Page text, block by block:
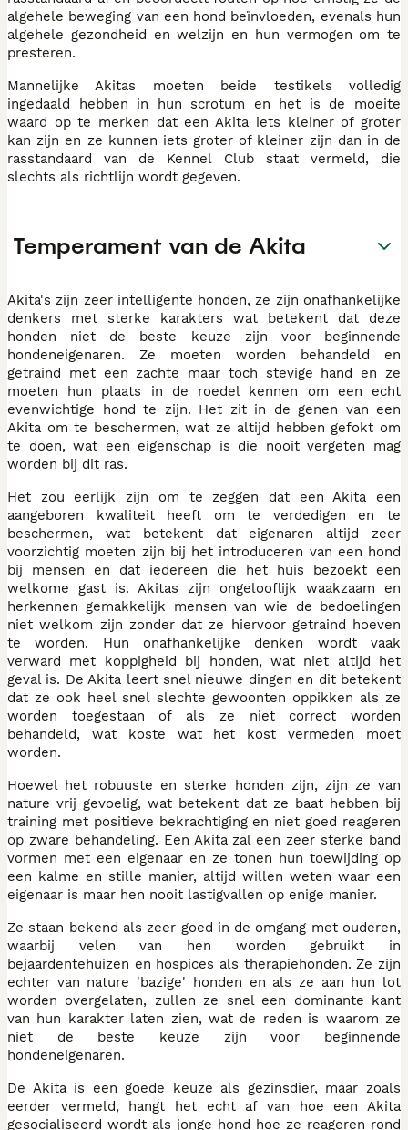
algehele beweging van een hond beïnvloeden, evenals hun
algehele gezondheid en welzijn en hun vermogen om te
presteren.
Mannelijke Akitas moeten beide testikels volledig
ingedaald hebben in hun scrotum en het is de moeite
waard op te merken dat een Akita iets kleiner of groter
kan zijn en ze kunnen iets groter of kleiner zijn dan in de
rasstandaard van de Kennel Club staat vermeld, die
slechts als richtlijn wordt gegeven.
Temperament van de Akita
Akita's zijn zeer intelligente honden, ze zijn onafhankelijke
denkers met sterke karakters wat betekent dat deze
honden niet de beste keuze zijn voor beginnende
hondeneigenaren. Ze moeten worden behandeld en
getraind met een zachte maar toch stevige hand en ze
moeten hun plaats in de roedel kennen om een echt
evenwichtige hond te zijn. Het zit in de genen van een
Akita om te beschermen, wat ze altijd hebben gefokt om
te doen, wat een eigenschap is die nooit vergeten mag
worden bij dit ras.
Het zou eerlijk zijn om te zeggen dat een Akita een
aangeboren kwaliteit heeft om te verdedigen en te
beschermen, wat betekent dat eigenaren altijd zeer
voorzichtig moeten zijn bij het introduceren van een hond
bij mensen en dat iedereen die het huis bezoekt een
welkome gast is. Akitas zijn ongelooflijk waakzaam en
herkennen gemakkelijk mensen van wie de bedoelingen
niet welkom zijn zonder dat ze hiervoor getraind hoeven
te worden. Hun onafhankelijke denken wordt vaak
verward met koppigheid bij honden, wat niet altijd het
geval is. De Akita leert snel nieuwe dingen en dit betekent
dat ze ook heel snel slechte gewoonten oppikken als ze
worden toegestaan of als ze niet correct worden
behandeld, wat koste wat het kost vermeden moet
worden.
Hoewel het robuuste en sterke honden zijn, zijn ze van
nature vrij gevoelig, wat betekent dat ze baat hebben bij
training met positieve bekrachtiging en niet goed reageren
op zware behandeling. Een Akita zal een zeer sterke band
vormen met een eigenaar en ze tonen hun toewijding op
een kalme en stille manier, altijd willen weten waar een
eigenaar is maar hen nooit lastigvallen op enige manier.
Ze staan bekend als zeer goed in de omgang met ouderen,
waarbij velen van hen worden gebruikt in
bejaardentehuizen en hospices als therapiehonden. Ze zijn
echter van nature 'bazige' honden en als ze aan hun lot
worden overgelaten, zullen ze snel een dominante kant
van hun karakter laten zien, wat de reden is waarom ze
niet de beste keuze zijn voor beginnende
hondeneigenaren.
De Akita is een goede keuze als gezinsdier, maar zoals
eerder vermeld, hangt het echt af van hoe een Akita
gesocialiseerd wordt als jonge hond hoe ze reageren rond